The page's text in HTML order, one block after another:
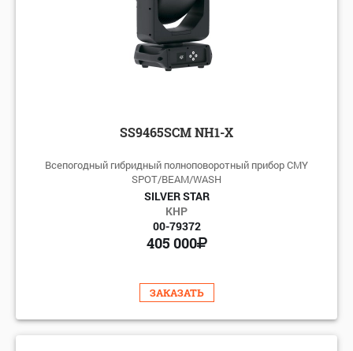
SS9465SCM NH1-X
Всепогодный гибридный полноповоротный прибор CMY
SPOT/BEAM/WASH
SILVER STAR
КНР
00-79372
405 000
ЗАКАЗАТЬ